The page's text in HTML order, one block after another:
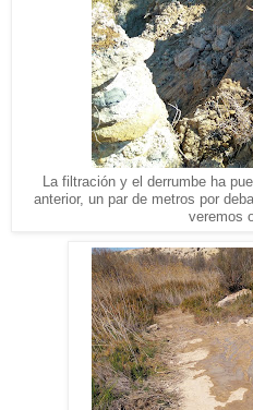
La filtración y el derrumbe ha
anterior, un par de metros por
veremos